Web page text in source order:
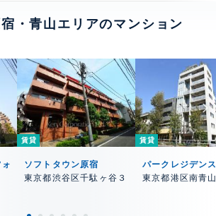
・青山エリアのマンション
賃貸
ソフトタウン原宿
東京都渋谷区千駄ヶ谷３
賃貸
パークレジデン
東京都港区南青